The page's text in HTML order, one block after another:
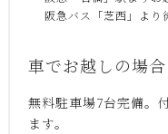
阪急バス「芝西」より
車でお越しの場合
無料駐車場7台完備。
ます。